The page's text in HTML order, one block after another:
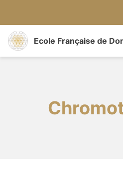
Ecole Française de